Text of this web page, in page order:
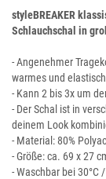
styleBREAKER
Schlauchschal in
- Angenehmer
warmes und
- Kann 2 bis 3x um
- Der Schal ist in
deinem Look
- Material: 80%
- Größe: ca. 69 x 27
- Waschbar bei 30°C